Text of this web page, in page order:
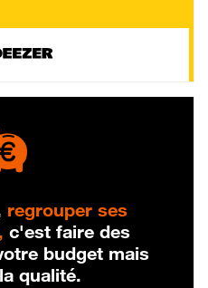
regrouper ses
c'est faire des
budget mais
qualité.